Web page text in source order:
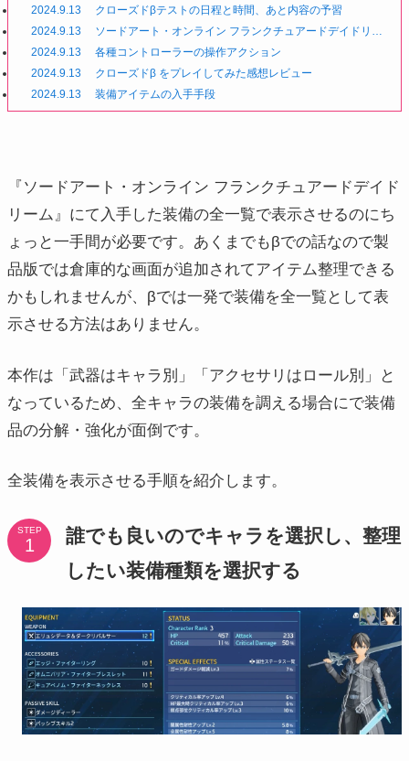
2024.9.13
クローズドβテストの日程と時間、あと内容の予習
2024.9.13
ソードアート・オンライン フランクチュアードデイドリー
ムってどんなゲーム？システムや基本的な遊び方
2024.9.13
各種コントローラーの操作アクション
2024.9.13
クローズドβ をプレイしてみた感想レビュー
2024.9.13
装備アイテムの入手手段
『ソードアート・オンライン フランクチュアードデイド
リーム』にて入手した装備の全一覧で表示させるのにち
ょっと一手間が必要です。あくまでもβでの話なので製
品版では倉庫的な画面が追加されてアイテム整理できる
かもしれませんが、βでは一発で装備を全一覧として表
示させる方法はありません。
本作は「武器はキャラ別」「アクセサリはロール別」と
なっているため、全キャラの装備を調える場合にで装備
品の分解・強化が面倒です。
全装備を表示させる手順を紹介します。
STEP
誰でも良いのでキャラを選択し、整理
したい装備種類を選択する